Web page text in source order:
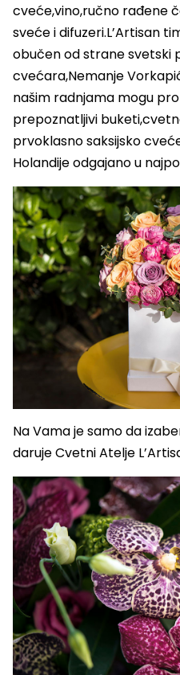
cveće,vino,ručno rađene
sveće i difuzeri.L’Artisan
obučen od strane svetski
cvećara,Nemanje
našim radnjama mogu
prepoznatljivi
prvoklasno saksijsko
Holandije odgajano u
Na Vama je samo da
daruje Cvetni Atelje